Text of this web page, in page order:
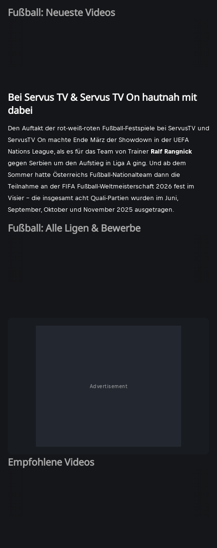
Fußball: Neueste Videos
Bei Servus TV & Servus TV On hautnah mit
dabei
Den Auftakt der rot-weiß-roten Fußball-Festspiele bei ServusTV und
ServusTV On machte Ende März der Showdown in der UEFA
Nations League, als es für das Team von Trainer Ralf Rangnick
gegen Serbien um den Aufstieg in Liga A ging. Und ab dem
Sommer hatte Österreichs Fußball-Nationalteam dann die
Teilnahme an der FIFA Fußball-Weltmeisterschaft 2026 fest im
Visier - die insgesamt acht Quali-Partien wurden im Juni,
September, Oktober und November 2025 ausgetragen.
Fußball: Alle Ligen & Bewerbe
Advertisement
Empfohlene Videos